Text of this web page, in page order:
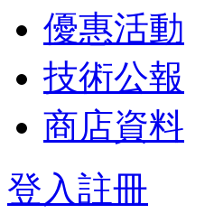
優惠活動
技術公報
商店資料
登入註冊